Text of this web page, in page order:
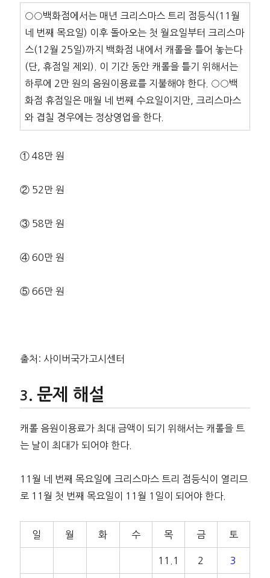
○○백화점에서는 매년 크리스마스 트리 점등식(11월
네 번째 목요일) 이후 돌아오는 첫 월요일부터 크리스마
스(12월 25일)까지 백화점 내에서 캐롤을 틀어 놓는다
(단, 휴점일 제외). 이 기간 동안 캐롤을 틀기 위해서는
하루에 2만 원의 음원이용료를 지불해야 한다. ○○백
화점 휴점일은 매월 네 번째 수요일이지만, 크리스마스
와 겹칠 경우에는 정상영업을 한다.
① 48만 원
② 52만 원
③ 58만 원
④ 60만 원
⑤ 66만 원
출처: 사이버국가고시센터
문제 해설
캐롤 음원이용료가 최대 금액이 되기 위해서는 캐롤을 트
는 날이 최대가 되어야 한다.
11월 네 번째 목요일에 크리스마스 트리 점등식이 열리므
로 11월 첫 번째 목요일이 11월 1일이 되어야 한다.
일 월 화 수 목 금 토
11.1 2 3